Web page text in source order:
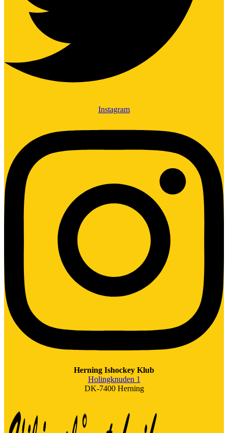
Instagram
Herning Ishockey Klub
Holingknuden 1
DK-7400 Herning